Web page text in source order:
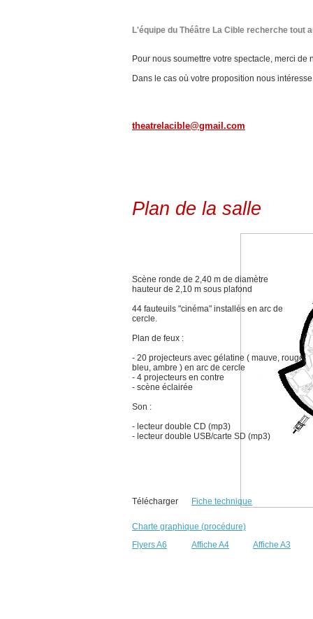
L'équipe du Théâtre La Cible recherche tout
Pour nous soumettre votre spectacle, merci
Dans le cas où votre proposition nous
Plan de la salle
theatrelacible@gmail.com
Scène ronde de 2,40 m de diamètre
hauteur de 2,10 m sous plafond
44 fauteuils "cinéma" installés en arc de
cercle.
Plan de feux :
- 20 projecteurs avec gélatine ( mauve, rouge,
bleu, ambre ) en arc de cercle
- 4 projecteurs en contre
- scène éclairée
Son :
- lecteur double CD (mp3)
- lecteur double USB/carte SD (mp3)
Télécharger Fiche technique
Charte graphique (procédure)
Flyers A6
Affiche A4 Affiche A3